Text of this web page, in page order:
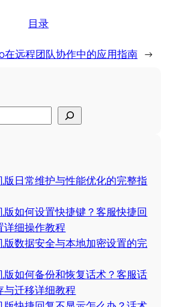
目录
在远程团队协作中的应用指南 →
版日常维护与性能优化的完整指
版如何设置快捷键？客服快捷回
详细操作教程
版数据安全与本地加密设置的完
版如何备份和恢复话术？客服话
与迁移详细教程